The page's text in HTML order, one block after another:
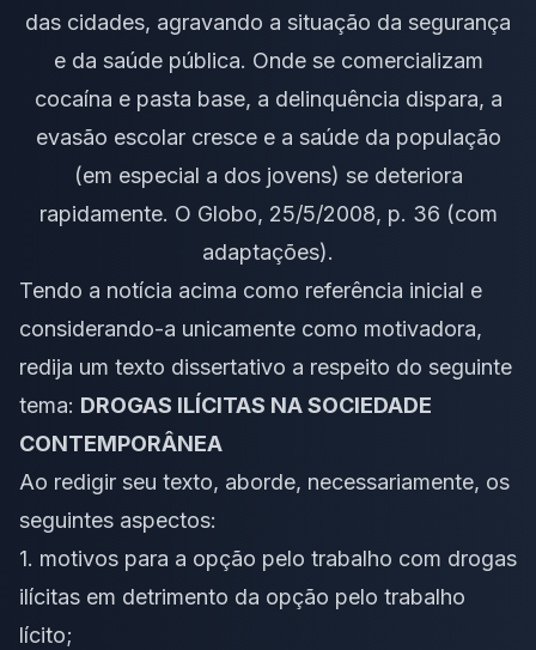
das cidades, agravando a situação da segurança
e da saúde pública. Onde se comercializam
cocaína e pasta base, a delinquência dispara, a
evasão escolar cresce e a saúde da população
(em especial a dos jovens) se deteriora
rapidamente. O Globo, 25/5/2008, p. 36 (com
adaptações).
Tendo a notícia acima como referência inicial e
considerando-a unicamente como motivadora,
redija um texto dissertativo a respeito do seguinte
tema: DROGAS ILÍCITAS NA SOCIEDADE
CONTEMPORÂNEA
Ao redigir seu texto, aborde, necessariamente, os
seguintes aspectos:
1. motivos para a opção pelo trabalho com drogas
ilícitas em detrimento da opção pelo trabalho
lícito;